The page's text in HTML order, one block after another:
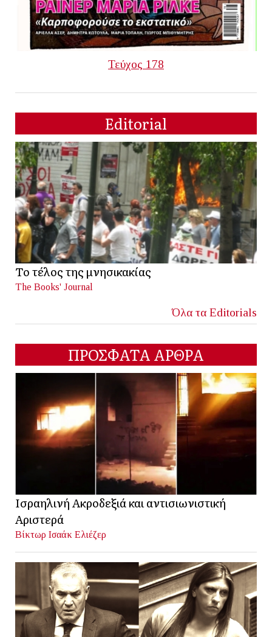
Τεύχος 178
Editorial
Το τέλος της μνησικακίας
The Books' Journal
Όλα τα Editorials
ΠΡΟΣΦΑΤΑ ΑΡΘΡΑ
Ισραηλινή Ακροδεξιά και αντισιωνιστική
Αριστερά
Βίκτωρ Ισαάκ Ελιέζερ